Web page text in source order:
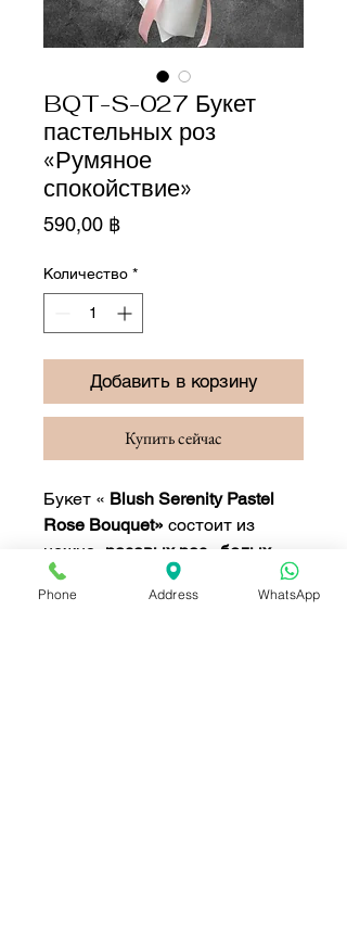
BQT-S-027 Букет
пастельных роз
«Румяное
спокойствие»
590,00 ฿Цена
Количество *
Добавить в корзину
Купить сейчас
Букет « Blush Serenity Pastel
Rose Bouquet» состоит из
нежно
-розовых роз
белых
ромашек,
гвоздик
и изящных
полевых цветов. Завернутый в
Phone Address WhatsApp